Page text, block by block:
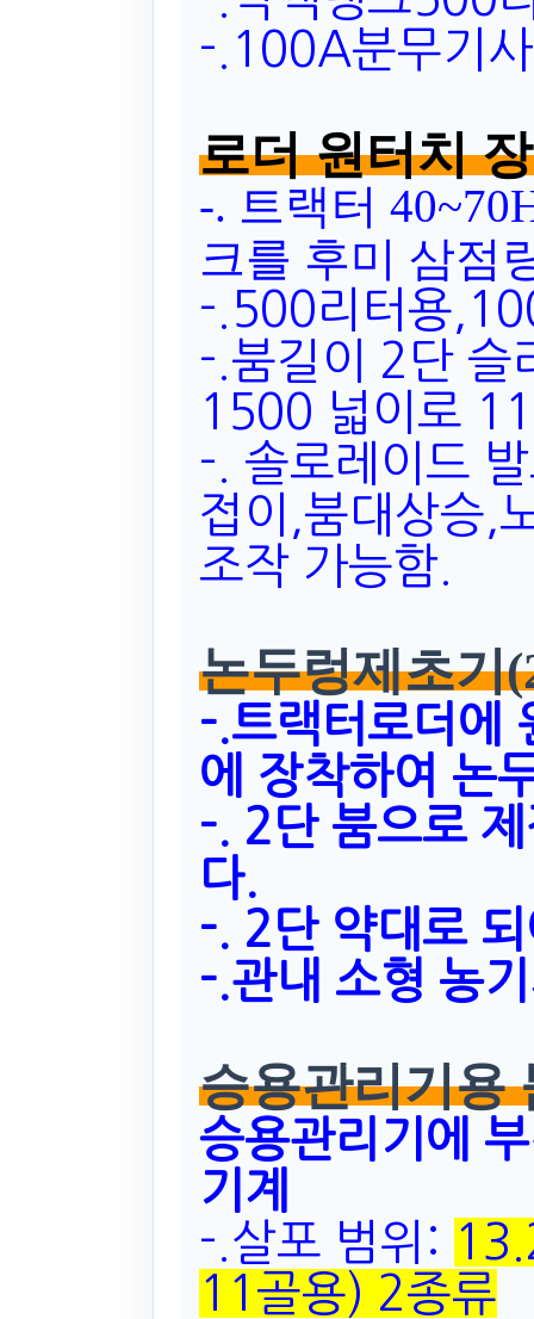
-.100A분무기
로더 원터치
-. 트랙터
크를 후미 삼점
-.500리터용
-.붐길이 2단 슬
1500 넓이로
-. 솔로레이드
접이,붐대상승,
조작 가능함.
논두렁제초기
-.트랙터로더에
에 장착하여 논
-. 2단 붐으로
다.
-. 2단 약대로
-.관내 소형 농
승용관리기용
승용관리기에
기계
-.살포 범위:
11골용) 2종류